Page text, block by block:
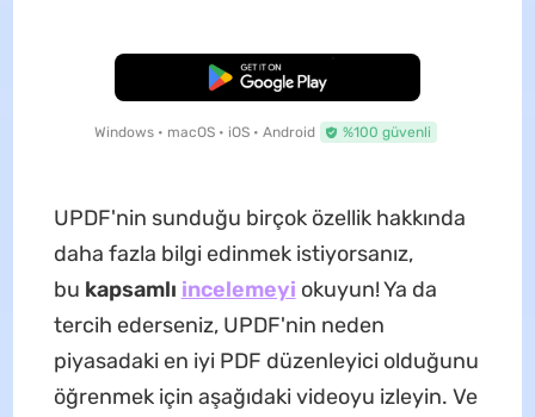
Ücretsiz İndirme
Windows • macOS • iOS • Android %100 güvenli
UPDF'nin sunduğu birçok özellik hakkında
daha fazla bilgi edinmek istiyorsanız,
bu kapsamlı incelemeyi okuyun! Ya da
tercih ederseniz, UPDF'nin neden
piyasadaki en iyi PDF düzenleyici olduğunu
öğrenmek için aşağıdaki videoyu izleyin. Ve